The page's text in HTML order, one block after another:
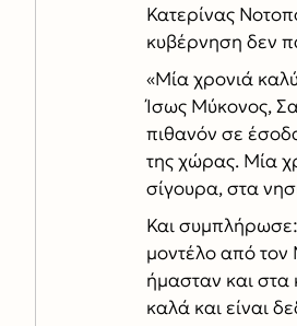
Κατερίνας
κυβέρνηση δεν
«Μία χρονιά
Ίσως Μύκονος,
πιθανόν σε
της χώρας. Μία
σίγουρα, στα
Και συμπλήρωσε:
μοντέλο από τον
ήμασταν και στα
καλά και είναι